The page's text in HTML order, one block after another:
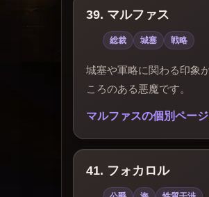
39. マルファス
総裁 城塞 戦略
城塞や軍略に関わる印象
ころのある悪魔です。
マルファスの個別ペー
41. フォカロル